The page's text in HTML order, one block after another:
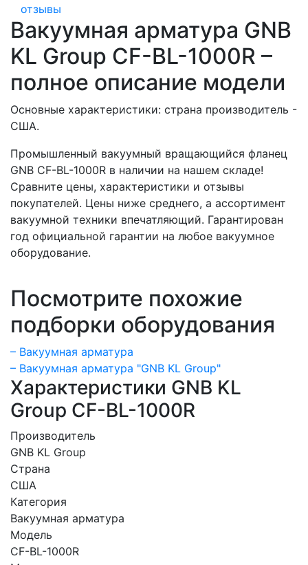
отзывы
Вакуумная арматура GNB
KL Group CF-BL-1000R –
полное описание модели
Основные характеристики: страна производитель -
США.
Промышленный вакуумный вращающийся фланец
GNB CF-BL-1000R в наличии на нашем складе!
Сравните цены, характеристики и отзывы
покупателей. Цены ниже среднего, а ассортимент
вакуумной техники впечатляющий. Гарантирован
год официальной гарантии на любое вакуумное
оборудование.
Посмотрите похожие
подборки оборудования
– Вакуумная арматура
– Вакуумная арматура "GNB KL Group"
Характеристики GNB KL
Group CF-BL-1000R
Производитель
GNB KL Group
Страна
США
Категория
Вакуумная арматура
Модель
CF-BL-1000R